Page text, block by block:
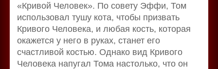
«Кривой Человек». По совету Эффи, Том
использовал тушу кота, чтобы призвать
Кривого Человека, и любая кость, которая
окажется у него в руках, станет его
счастливой костью. Однако вид Кривого
Человека напугал Тома настолько, что он